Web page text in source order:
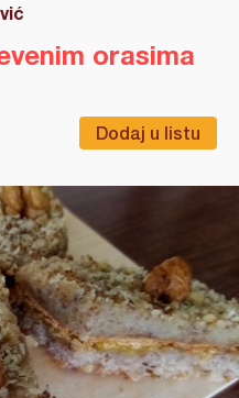
Dodaj u listu
orasima